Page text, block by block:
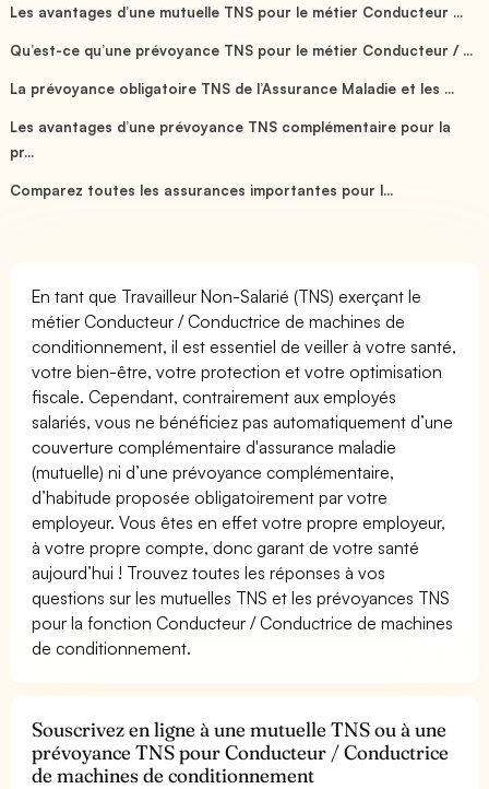
Les avantages d’une mutuelle TNS pour le métier Conducteur ...
Qu’est-ce qu’une prévoyance TNS pour le métier Conducteur / ...
La prévoyance obligatoire TNS de l’Assurance Maladie et les ...
Les avantages d’une prévoyance TNS complémentaire pour la
pr...
Comparez toutes les assurances importantes pour l...
En tant que Travailleur Non-Salarié (TNS) exerçant le
métier Conducteur / Conductrice de machines de
conditionnement, il est essentiel de veiller à votre santé,
votre bien-être, votre protection et votre optimisation
fiscale. Cependant, contrairement aux employés
salariés, vous ne bénéficiez pas automatiquement d’une
couverture complémentaire d'assurance maladie
(mutuelle) ni d’une prévoyance complémentaire,
d’habitude proposée obligatoirement par votre
employeur. Vous êtes en effet votre propre employeur,
à votre propre compte, donc garant de votre santé
aujourd’hui ! Trouvez toutes les réponses à vos
questions sur les mutuelles TNS et les prévoyances TNS
pour la fonction Conducteur / Conductrice de machines
de conditionnement.
Souscrivez en ligne à une mutuelle TNS ou à une
prévoyance TNS pour Conducteur / Conductrice
de machines de conditionnement